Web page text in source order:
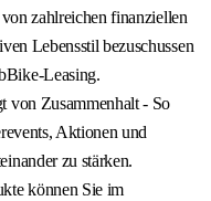
zahlreichen finanziellen
Lebensstil bezuschussen
Leasing.
von Zusammenhalt - So
Aktionen und
zu stärken.
können Sie im